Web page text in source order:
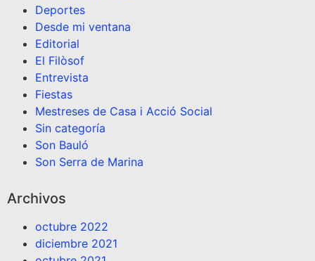
Deportes
Desde mi ventana
Editorial
El Filòsof
Entrevista
Fiestas
Mestreses de Casa i Acció Social
Sin categoría
Son Bauló
Son Serra de Marina
Archivos
octubre 2022
diciembre 2021